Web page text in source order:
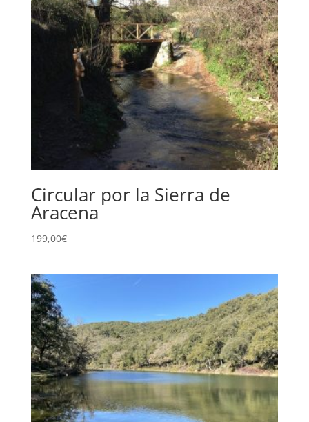
Circular por la Sierra de
Aracena
199,00€